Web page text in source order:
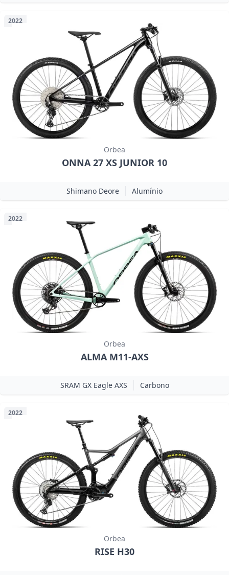
2022
Orbea
ONNA 27 XS JUNIOR 10
Shimano Deore Alumínio
2022
Orbea
ALMA M11-AXS
SRAM GX Eagle AXS Carbono
2022
Orbea
RISE H30